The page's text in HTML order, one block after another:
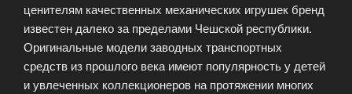
ценителям качественных механических игрушек бренд
известен далеко за пределами Чешской республики.
Оригинальные модели заводных транспортных
средств из прошлого века имеют популярность у детей
и увлеченных коллекционеров на протяжении многих